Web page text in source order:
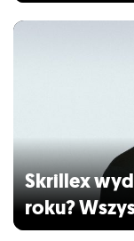
Skrillex
roku?